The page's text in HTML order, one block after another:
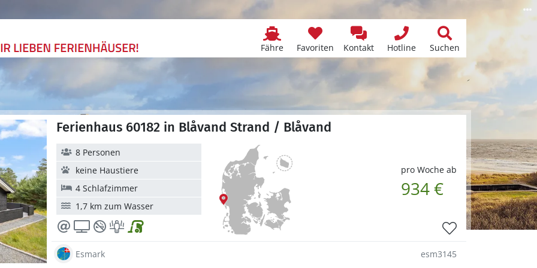
Fähre Favoriten Kontakt Hotline Suchen
Ferienhaus 60182 in Blåvand Strand / Blåvand
pro Woche ab
934 €
8 Personen
keine Haustiere
4 Schlafzimmer
1,7 km zum Wasser
Esmark esm3145